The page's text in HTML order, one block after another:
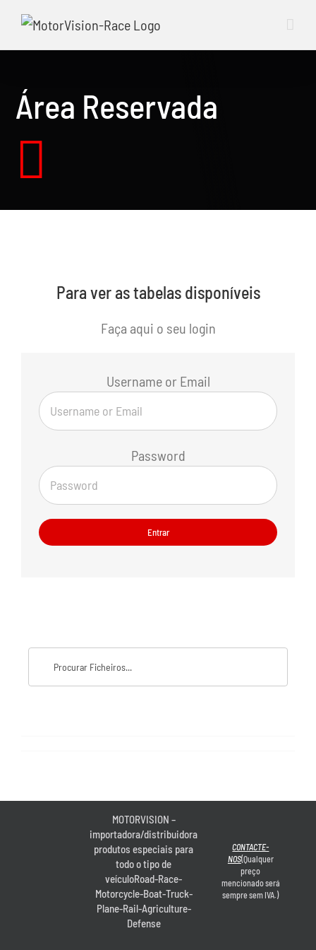
Skip
content
Área Reservada
Para ver as tabelas disponíveis
Faça aqui o seu login
Username or Email
Password
Entrar
MOTORVISION –
importadora/distribuidora
produtos especiais para
todo o tipo de
veículoRoad-Race-
Motorcycle-Boat-Truck-
Plane-Rail-Agriculture-
Defense
CONTACTE-
NOS(Qualquer
preço
mencionado será
sempre sem IVA.)